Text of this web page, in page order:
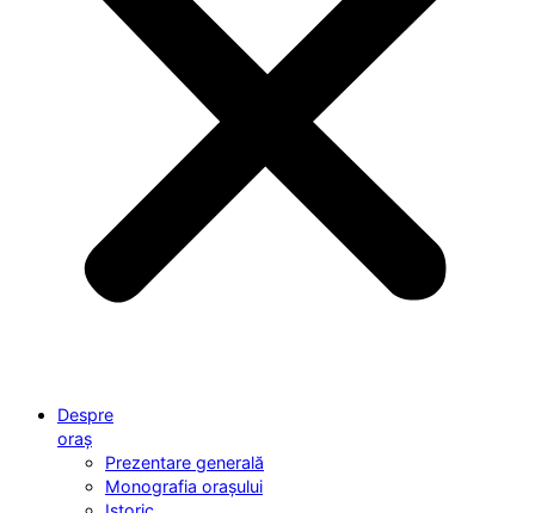
Despre
oraș
Prezentare generală
Monografia orașului